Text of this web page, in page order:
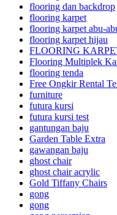
flooring dan backdrop
flooring karpet
flooring karpet abu-
flooring karpet hijau
FLOORING
Flooring Multiplek
flooring tenda
Free Ongkir Rental
furniture
futura kursi
futura kursi test
gantungan baju
Garden Table Extra
gawangan baju
ghost chair
ghost chair acrylic
Gold Tiffany Chairs
gong
gong